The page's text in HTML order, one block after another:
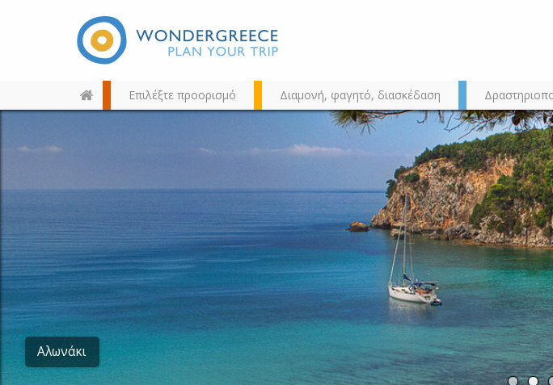
Επιλέξτε προορισμό Διαμονή, φαγητό, διασκέδαση
Διαλέξτε τον προορισμό σας
από τον χάρτη, την αναζήτηση
ή αλφαβητικά
Αλωνάκι